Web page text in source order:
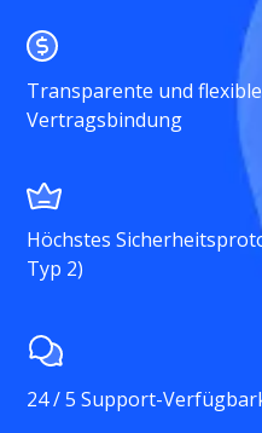
Transparente und
Vertragsbindung
Höchstes
Typ 2)
24 / 5 Support-